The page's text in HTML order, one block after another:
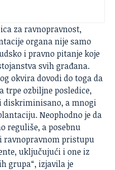
za ravnopravnost,
organa nije samo
i pravno pitanje koje
svih građana.
okvira dovodi do toga da
trpe ozbiljne posledice,
diskriminisano, a mnogi
Neophodno je da
reguliše, a posebnu
ravnopravnom pristupu
uključujući i one iz
grupa“, izjavila je